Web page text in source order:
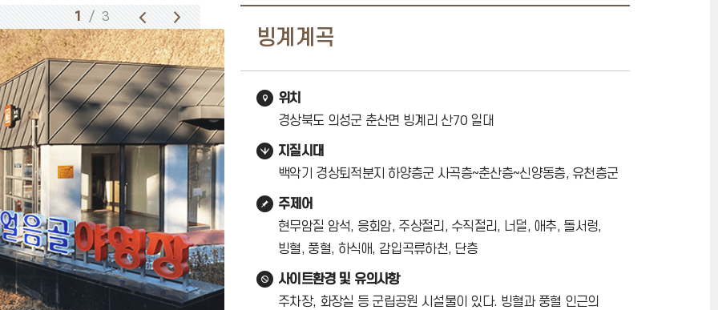
1 / 3
빙계계곡
위치
경상북도 의성군 춘산면 빙계리 산70 일대
지질시대
백악기 경상퇴적분지 하양층군 사곡층~춘산층~신양동층, 유천층군
주제어
현무암질 암석, 응회암, 주상절리, 수직절리, 너덜, 애추, 돌서렁,
빙혈, 풍혈, 하식애, 감입곡류하천, 단층
사이트환경 및 유의사항
주차장, 화장실 등 군립공원 시설물이 있다. 빙혈과 풍혈 인근의